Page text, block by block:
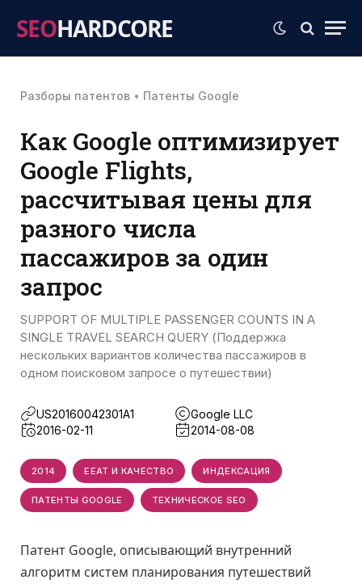
SEOHARDCORE
Разборы патентов • Патенты Google
Как Google оптимизирует
Google Flights,
рассчитывая цены для
разного числа
пассажиров за один
запрос
SUPPORT OF MULTIPLE PASSENGER COUNTS IN A
SINGLE TRAVEL SEARCH QUERY (Поддержка
нескольких вариантов количества пассажиров в
одном поисковом запросе о путешествии)
US20160042301A1
Google LLC
2016-02-11
2014-08-08
2014 EEAT И КАЧЕСТВО ИНДЕКСАЦИЯ
ПАТЕНТЫ GOOGLE ТЕХНИЧЕСКОЕ SEO
Патент Google, описывающий внутренний
алгоритм систем планирования путешествий